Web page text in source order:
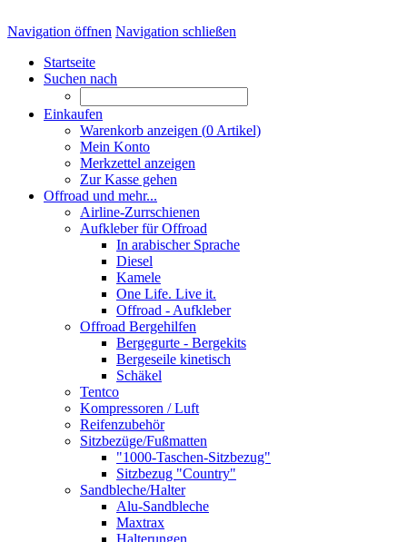
Navigation öffnen Navigation schließen
Startseite
Suchen nach
Einkaufen
Warenkorb anzeigen (0 Artikel)
Mein Konto
Merkzettel anzeigen
Zur Kasse gehen
Offroad und mehr...
Airline-Zurrschienen
Aufkleber für Offroad
In arabischer Sprache
Diesel
Kamele
One Life. Live it.
Offroad - Aufkleber
Offroad Bergehilfen
Bergegurte - Bergekits
Bergeseile kinetisch
Schäkel
Tentco
Kompressoren / Luft
Reifenzubehör
Sitzbezüge/Fußmatten
"1000-Taschen-Sitzbezug"
Sitzbezug "Country"
Sandbleche/Halter
Alu-Sandbleche
Maxtrax
Halterungen